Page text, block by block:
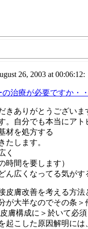
26, 2003 at 00:06:12:
の治療が必要ですか・
きありがとうございま
。自分でも本当にア
材を処方する
たします。
く
時間を要します）
ん広くなってる気が
皮膚改善を考える方
が大半なのでその条
膚構成に＞於いて必
起こした原因解明に